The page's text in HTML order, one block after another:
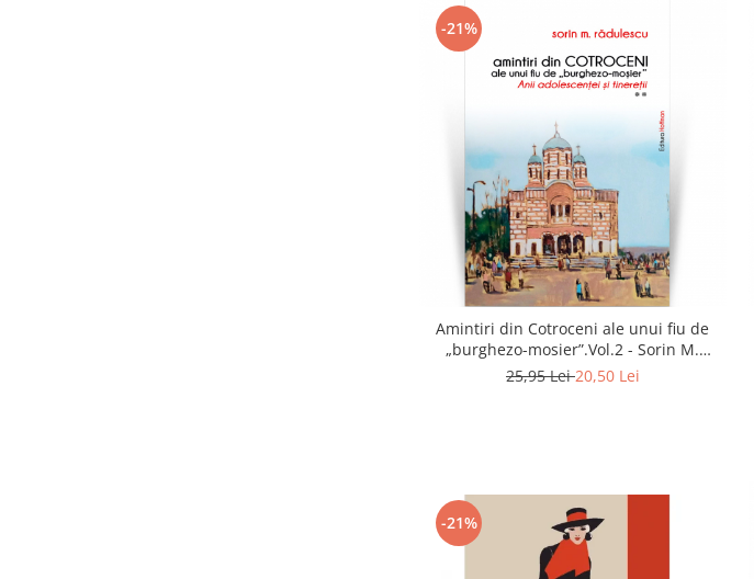
-21%
Amintiri din Cotroceni ale unui fiu de
„burghezo-mosier”.Vol.2 - Sorin M.
Radulescu
25,95 Lei20,50 Lei
-21%